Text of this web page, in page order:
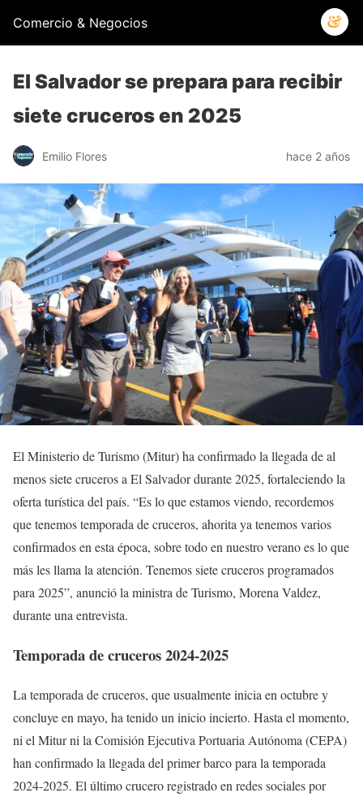
Comercio & Negocios
El Salvador se prepara para recibir
siete cruceros en 2025
Emilio Flores hace 2 años
El Ministerio de Turismo (Mitur) ha confirmado la llegada de al
menos siete cruceros a El Salvador durante 2025, fortaleciendo la
oferta turística del país. “Es lo que estamos viendo, recordemos
que tenemos temporada de cruceros, ahorita ya tenemos varios
confirmados en esta época, sobre todo en nuestro verano es lo que
más les llama la atención. Tenemos siete cruceros programados
para 2025”, anunció la ministra de Turismo, Morena Valdez,
durante una entrevista.
Temporada de cruceros 2024-2025
La temporada de cruceros, que usualmente inicia en octubre y
concluye en mayo, ha tenido un inicio incierto. Hasta el momento,
ni el Mitur ni la Comisión Ejecutiva Portuaria Autónoma (CEPA)
han confirmado la llegada del primer barco para la temporada
2024-2025. El último crucero registrado en redes sociales por